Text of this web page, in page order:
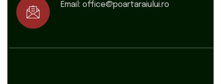
Email: office@poartaraiului.ro